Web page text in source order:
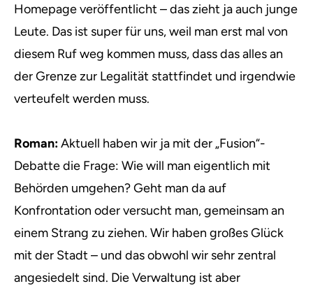
Homepage veröffentlicht – das zieht ja auch junge
Leute. Das ist super für uns, weil man erst mal von
diesem Ruf weg kommen muss, dass das alles an
der Grenze zur Legalität stattfindet und irgendwie
verteufelt werden muss.
Roman:Aktuell haben wir ja mit der „Fusion“-
Debatte die Frage: Wie will man eigentlich mit
Behörden umgehen? Geht man da auf
Konfrontation oder versucht man, gemeinsam an
einem Strang zu ziehen. Wir haben großes Glück
mit der Stadt – und das obwohl wir sehr zentral
angesiedelt sind. Die Verwaltung ist aber